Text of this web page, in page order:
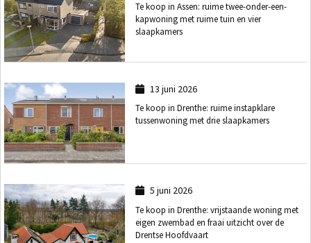
Te koop in Assen: ruime twee-onder-een-
kapwoning met ruime tuin en vier
slaapkamers
13 juni 2026
Te koop in Drenthe: ruime instapklare
tussenwoning met drie slaapkamers
5 juni 2026
Te koop in Drenthe: vrijstaande woning met
eigen zwembad en fraai uitzicht over de
Drentse Hoofdvaart